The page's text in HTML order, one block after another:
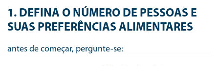
1. DEFINA O NÚMERO DE PESSOAS E
SUAS PREFERÊNCIAS ALIMENTARES
antes de começar, pergunte-se: